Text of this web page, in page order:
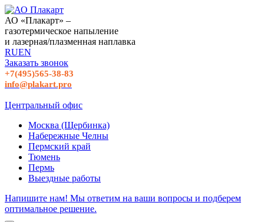
АО «Плакарт» –
газотермическое напыление
и лазерная/плазменная наплавка
RUEN
Заказать звонок
+7(495)565-38-83
info@plakart.pro
Центральный офис
Москва (Щербинка)
Набережные Челны
Пермский край
Тюмень
Пермь
Выездные работы
Напишите нам! Мы ответим на ваши вопросы и подберем
оптимальное решение.